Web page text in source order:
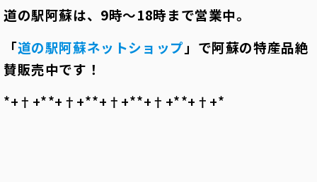
道の駅阿蘇は、 9時～18時まで営業中。
「道の駅阿蘇ネットショップ」で阿蘇の特産品絶
賛販売中です！
*+†+*――*+†+*――*+†+*――*+†+*――*+†+*